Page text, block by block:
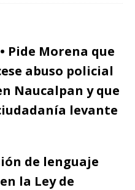
Pide Morena que
abuso policial
Naucalpan y que
levante
de lenguaje
la Ley de